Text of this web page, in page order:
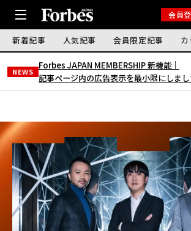
会員
新着記事 人気記事 会員限定記事 カ
NEWS
Forbes JAPAN MEMBERSHIP 新機能｜
記事ページ内の広告表示を最小限にしま